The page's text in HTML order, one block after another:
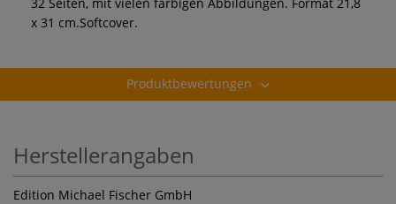
x 31 cm.Softcover.
Produktbewertungen
Herstellerangaben
Edition Michael Fischer GmbH